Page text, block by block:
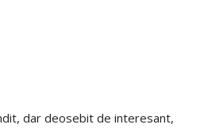
dar deosebit de interesant,